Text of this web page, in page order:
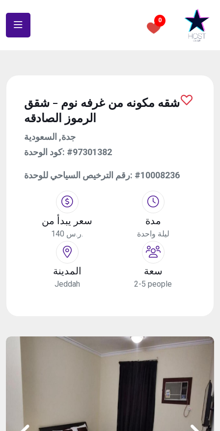
0
شقه مكونه من غرفه نوم - شقق
الرموز الصادقه
جدة, السعودية
كود الوحدة: #97301382
رقم الترخيص السياحي للوحدة: #10008236
سعر يبدأ من
140 ر.س.
مدة
ليلة واحدة
المدينة
Jeddah
سعة
2-5 people